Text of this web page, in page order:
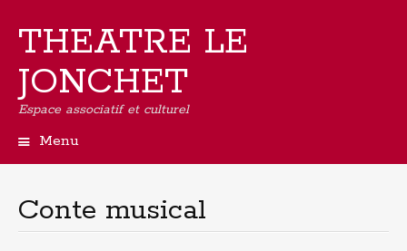
THEATRE LE
JONCHET
Espace associatif et culturel
Menu
principal
Conte musical